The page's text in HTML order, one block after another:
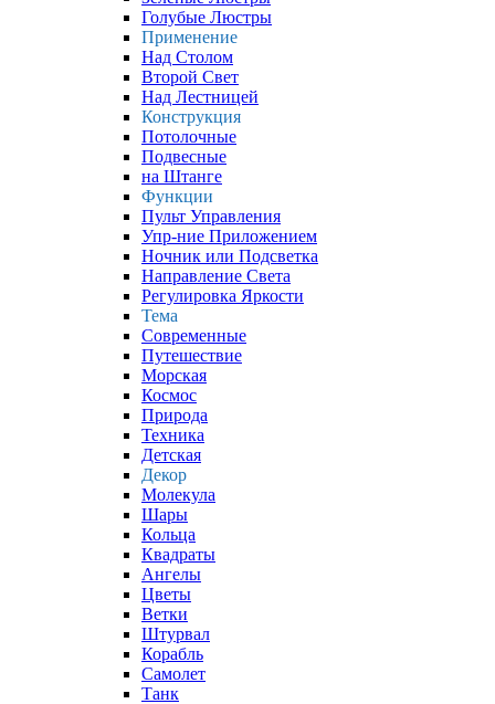
Голубые Люстры
Применение
Над Столом
Второй Свет
Над Лестницей
Конструкция
Потолочные
Подвесные
на Штанге
Функции
Пульт Управления
Упр-ние Приложением
Ночник или Подсветка
Направление Света
Регулировка Яркости
Тема
Современные
Путешествие
Морская
Космос
Природа
Техника
Детская
Декор
Молекула
Шары
Кольца
Квадраты
Ангелы
Цветы
Ветки
Штурвал
Корабль
Самолет
Танк